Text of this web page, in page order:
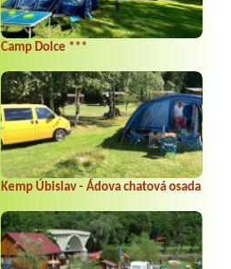
Camp Dolce ***
Kemp Úbislav - Ádova chatová osada